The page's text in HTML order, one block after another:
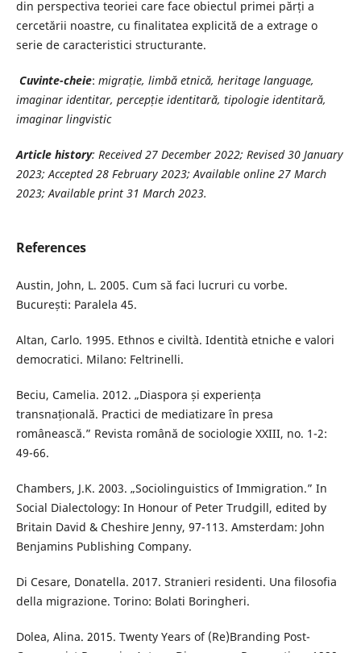
din perspectiva teoriei care face obiectul primei părți a
cercetării noastre, cu finalitatea explicită de a extrage o
serie de caracteristici structurante.
Cuvinte-cheie: migrație, limbă etnică, heritage language,
imaginar identitar, percepție identitară, tipologie identitară,
imaginar lingvistic
Article history: Received 27 December 2022; Revised 30 January
2023; Accepted 28 February 2023; Available online 27 March
2023; Available print 31 March 2023.
References
Austin, John, L. 2005. Cum să faci lucruri cu vorbe.
București: Paralela 45.
Altan, Carlo. 1995. Ethnos e civiltà. Identità etniche e valori
democratici. Milano: Feltrinelli.
Beciu, Camelia. 2012. „Diaspora și experiența
transnațională. Practici de mediatizare în presa
românească.” Revista română de sociologie XXIII, no. 1-2:
49-66.
Chambers, J.K. 2003. „Sociolinguistics of Immigration.” In
Social Dialectology: In Honour of Peter Trudgill, edited by
Britain David & Cheshire Jenny, 97-113. Amsterdam: John
Benjamins Publishing Company.
Di Cesare, Donatella. 2017. Stranieri residenti. Una filosofia
della migrazione. Torino: Bolati Boringheri.
Dolea, Alina. 2015. Twenty Years of (Re)Branding Post-